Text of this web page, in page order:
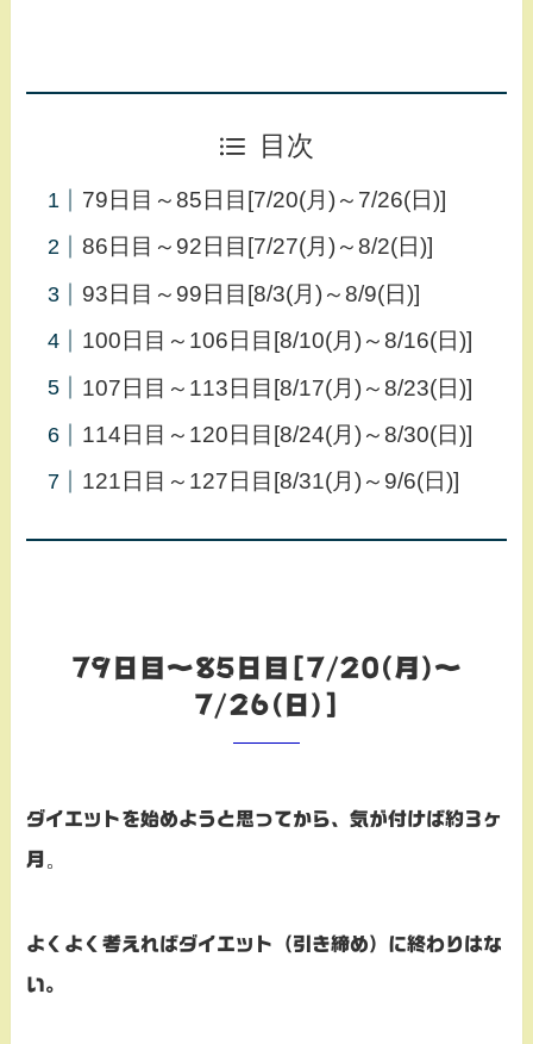
目次
79日目～85日目[7/20(月)～7/26(日)]
86日目～92日目[7/27(月)～8/2(日)]
93日目～99日目[8/3(月)～8/9(日)]
100日目～106日目[8/10(月)～8/16(日)]
107日目～113日目[8/17(月)～8/23(日)]
114日目～120日目[8/24(月)～8/30(日)]
121日目～127日目[8/31(月)～9/6(日)]
79日目～85日目[7/20(月)～
7/26(日)]
ダイエットを始めようと思ってから、気が付けば約３ヶ
月 。
よくよく考えればダイエット（引き締め）に終わりはな
い。